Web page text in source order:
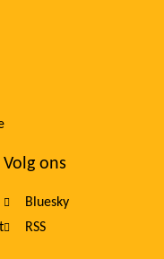
Volg ons
Bluesky
RSS